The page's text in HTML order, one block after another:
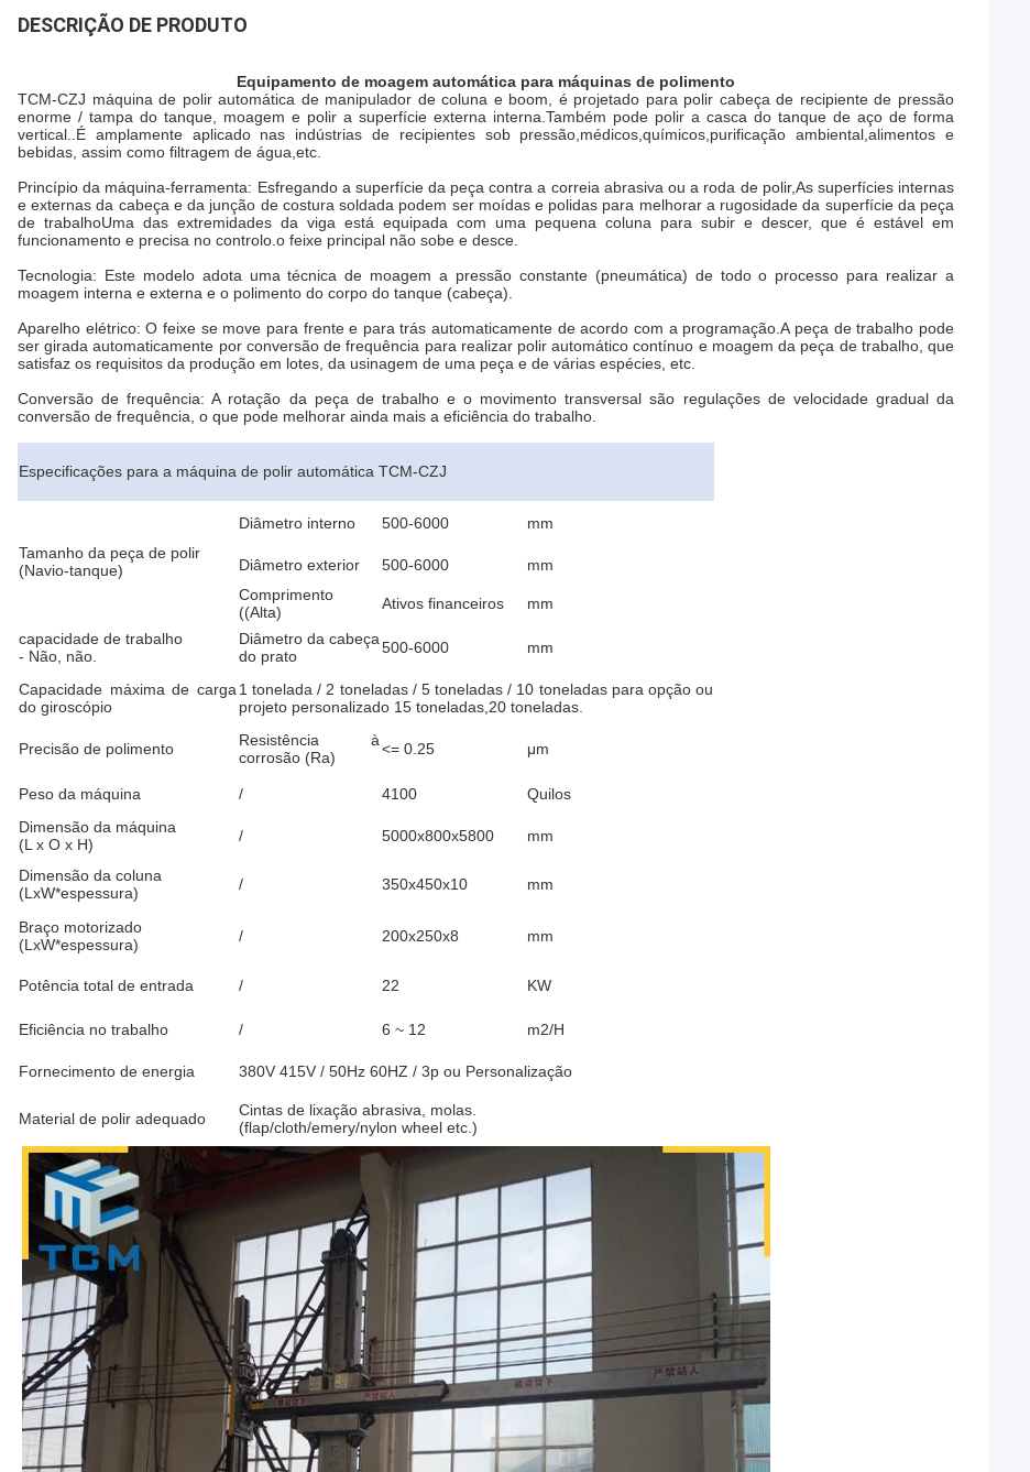
DESCRIÇÃO DE PRODUTO
Equipamento de moagem automática para máquinas de polimento
TCM-CZJ máquina de polir automática de manipulador de coluna e boom, é projetado para polir cabeça de recipiente de pressão
enorme / tampa do tanque, moagem e polir a superfície externa interna.Também pode polir a casca do tanque de aço de forma
vertical..É amplamente aplicado nas indústrias de recipientes sob pressão,médicos,químicos,purificação ambiental,alimentos e
bebidas, assim como filtragem de água,etc.
Princípio da máquina-ferramenta: Esfregando a superfície da peça contra a correia abrasiva ou a roda de polir,As superfícies internas
e externas da cabeça e da junção de costura soldada podem ser moídas e polidas para melhorar a rugosidade da superfície da peça
de trabalhoUma das extremidades da viga está equipada com uma pequena coluna para subir e descer, que é estável em
funcionamento e precisa no controlo.o feixe principal não sobe e desce.
Tecnologia: Este modelo adota uma técnica de moagem a pressão constante (pneumática) de todo o processo para realizar a
moagem interna e externa e o polimento do corpo do tanque (cabeça).
Aparelho elétrico: O feixe se move para frente e para trás automaticamente de acordo com a programação.A peça de trabalho pode
ser girada automaticamente por conversão de frequência para realizar polir automático contínuo e moagem da peça de trabalho, que
satisfaz os requisitos da produção em lotes, da usinagem de uma peça e de várias espécies, etc.
Conversão de frequência: A rotação da peça de trabalho e o movimento transversal são regulações de velocidade gradual da
conversão de frequência, o que pode melhorar ainda mais a eficiência do trabalho.
Especificações para a máquina de polir automática TCM-CZJ
Tamanho da peça de polir
(Navio-tanque)
Diâmetro interno 500-6000 mm
Diâmetro exterior 500-6000
mm
Comprimento
((Alta)
Ativos financeiros
mm
capacidade de trabalho
- Não, não.
Diâmetro da cabeça
do prato
500-6000 mm
Capacidade máxima de carga
do giroscópio
1 tonelada / 2 toneladas / 5 toneladas / 10 toneladas para opção ou
projeto personalizado 15 toneladas,20 toneladas.
Precisão de polimento
Resistência à
corrosão (Ra)
<= 0.25 μm
Peso da máquina / 4100
Quilos
Dimensão da máquina
(L x O x H)
/ 5000x800x5800 mm
Dimensão da coluna
(LxW*espessura)
/ 350x450x10 mm
Braço motorizado
(LxW*espessura)
/ 200x250x8 mm
Potência total de entrada / 22 KW
Eficiência no trabalho / 6 ~ 12 m2/H
Fornecimento de energia 380V 415V / 50Hz 60HZ / 3p ou Personalização
Material de polir adequado
Cintas de lixação abrasiva, molas.
(flap/cloth/emery/nylon wheel etc.)